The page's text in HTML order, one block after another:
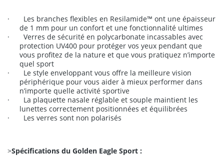
· Les branches flexibles en Resilamide™ ont une épaisseur
de 1 mm pour un confort et une fonctionnalité ultimes
·
Verres de sécurité en polycarbonate incassables avec
protection UV400 pour protéger vos yeux pendant que
vous profitez de la nature et que vous pratiquez n’importe
quel sport
·
Le style enveloppant vous offre la meilleure vision
périphérique pour vous aider à mieux performer dans
n’importe quelle activité sportive
·
La plaquette nasale réglable et souple maintient les
lunettes correctement positionnées et équilibrées
·
Les verres sont non polarisés
>Spécifications du Golden Eagle Sport :